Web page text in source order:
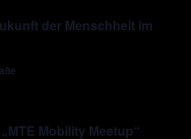
der Menschheit im
Mobility Meetup“